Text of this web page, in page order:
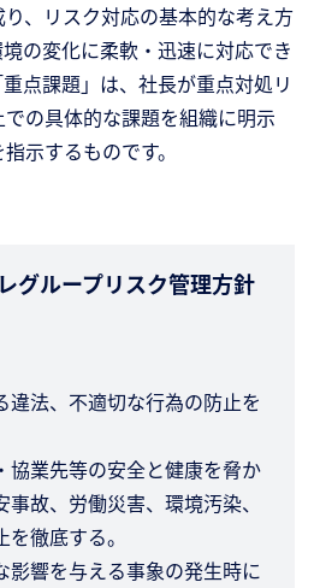
、リスク対応の基本的な考え方
の変化に柔軟・迅速に対応でき
点課題」は、社長が重点対処リ
の具体的な課題を組織に明示
示するものです。
ループリスク管理方針
違法、不適切な行為の防止を
協業先等の安全と健康を脅か
故、労働災害、環境汚染、
徹底する。
影響を与える事象の発生時に